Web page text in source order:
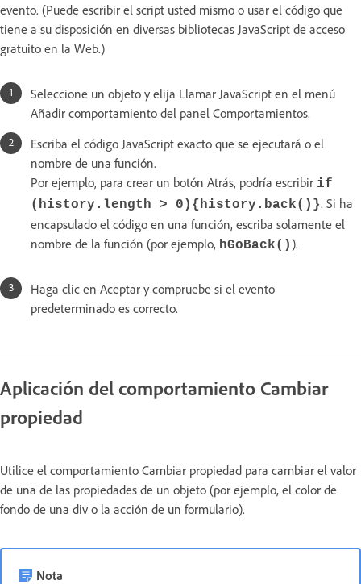
evento. (Puede escribir el script usted mismo o usar el código que
tiene a su disposición en diversas bibliotecas JavaScript de acceso
gratuito en la Web.)
Seleccione un objeto y elija Llamar JavaScript en el menú
Añadir comportamiento del panel Comportamientos.
Escriba el código JavaScript exacto que se ejecutará o el
nombre de una función.
Por ejemplo, para crear un botón Atrás, podría escribir if
(history.length > 0){history.back()}. Si ha
encapsulado el código en una función, escriba solamente el
nombre de la función (por ejemplo, hGoBack()).
Haga clic en Aceptar y compruebe si el evento
predeterminado es correcto.
Aplicación del comportamiento Cambiar
propiedad
Utilice el comportamiento Cambiar propiedad para cambiar el valor
de una de las propiedades de un objeto (por ejemplo, el color de
fondo de una div o la acción de un formulario).
Nota